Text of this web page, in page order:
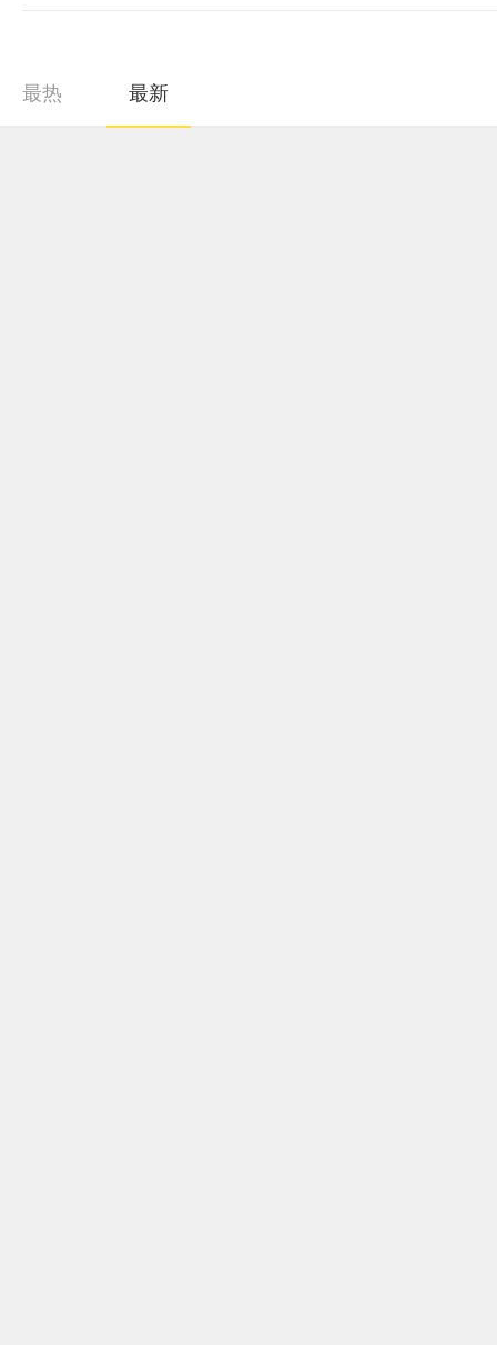
最热 最新